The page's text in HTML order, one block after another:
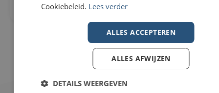
Cookiebeleid. Lees verder
ALLES ACCEPTEREN
ALLES AFWIJZEN
DETAILS WEERGEVEN